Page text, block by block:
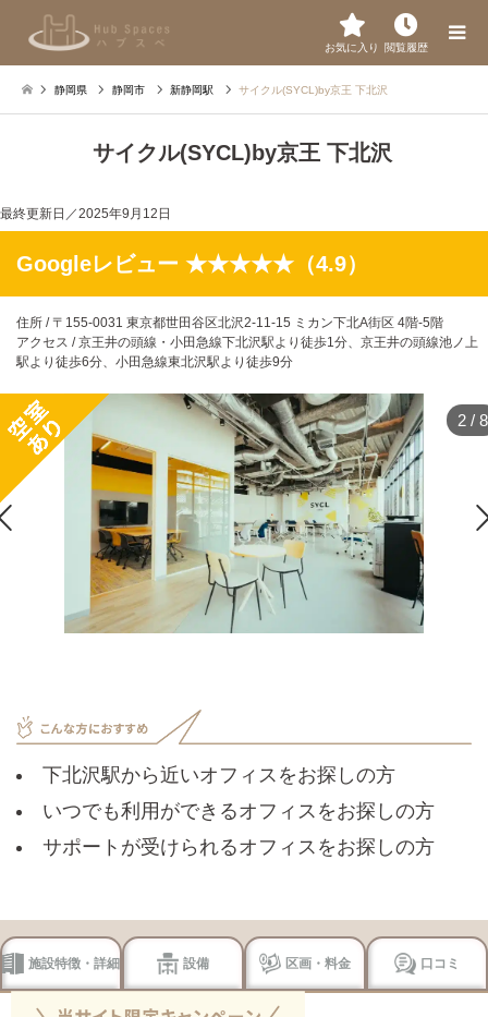
お気に入り 閲覧履歴
静岡県 静岡市 新静岡駅 サイクル(SYCL)by京王 下北沢
サイクル(SYCL)by京王 下北沢
最終更新日／2025年9月12日
Googleレビュー ★★★★★（4.9）
住所 / 〒155-0031 東京都世田谷区北沢2-11-15 ミカン下北A街区 4階-5階
アクセス / 京王井の頭線・小田急線下北沢駅より徒歩1分、京王井の頭線池ノ上
駅より徒歩6分、小田急線東北沢駅より徒歩9分
2 / 8
下北沢駅から近いオフィスをお探しの方
いつでも利用ができるオフィスをお探しの方
サポートが受けられるオフィスをお探しの方
施設特徴・詳細 設備 区画・料金 口コミ